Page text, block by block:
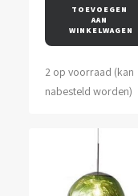
TOEVOEGEN
AAN
WINKELWAGEN
2 op voorraad (kan
nabesteld worden)